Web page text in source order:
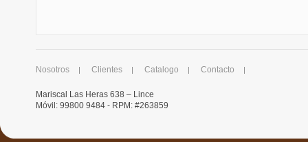
Nosotros Clientes Catalogo Contacto
Mariscal Las Heras 638 – Lince
Móvil: 99800 9484 - RPM: #263859